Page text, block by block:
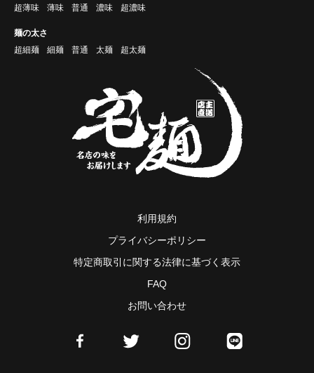
超薄味
薄味 普通 濃味 超濃味
麺の太さ
超細麺
細麺 普通 太麺 超太麺
利用規約
プライバシーポリシー
特定商取引に関する法律に基づく表示
FAQ
お問い合わせ